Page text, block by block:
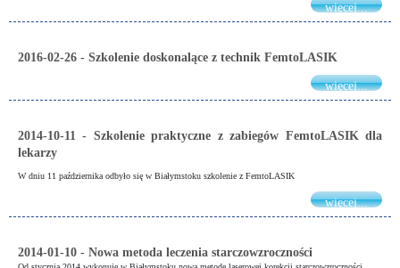
więcej...
2016-02-26 - Szkolenie doskonalące z technik FemtoLASIK
więcej...
2014-10-11 - Szkolenie praktyczne z zabiegów FemtoLASIK dla
lekarzy
W dniu 11 października odbyło się w Białymstoku szkolenie z FemtoLASIK
więcej...
2014-01-10 - Nowa metoda leczenia starczowzroczności